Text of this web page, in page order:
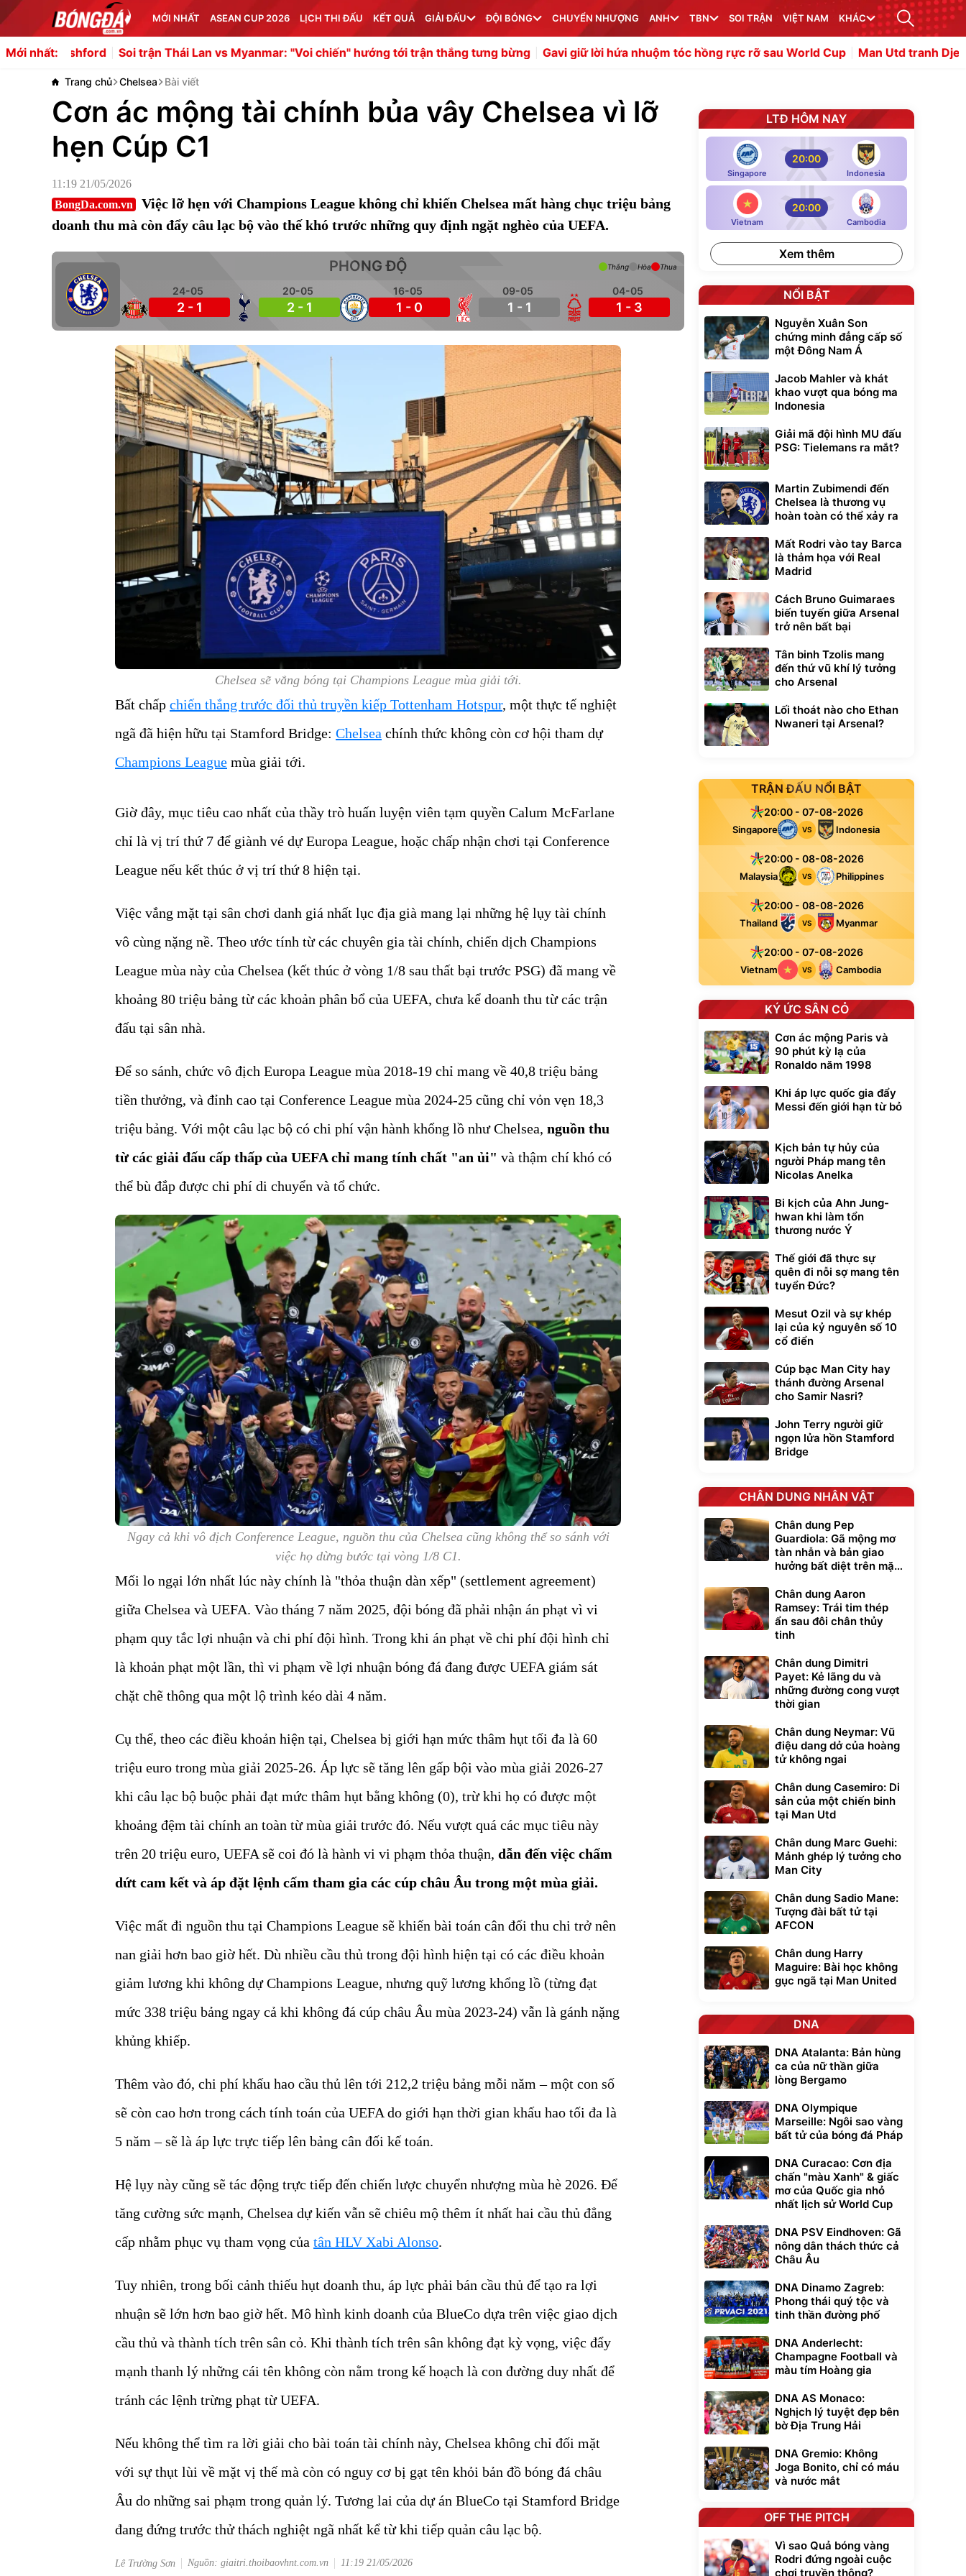
MỚI NHẤT ASEAN CUP 2026 LỊCH THI ĐẤU KẾT QUẢ GIẢI ĐẤU ĐỘI BÓNG CHUYỂN NHƯỢNG ANH TBN SOI TRẬN VIỆT NAM KHÁC
Mới nhất:Soi trận Thái Lan vs Myanmar: "Voi chiến" hướng tới trận thắng tưng bừng Gavi giữ lời hứa nhuộm tóc hồng rực rỡ sau World Cup Man Utd tranh Djed Spence với
Trang chủ Chelsea Bài viết
Cơn ác mộng tài chính bủa vây Chelsea vì lỡ
hẹn Cúp C1
11:19 21/05/2026
BongDa.com.vn
Việc lỡ hẹn với Champions League không chỉ khiến Chelsea mất hàng chục triệu bảng
doanh thu mà còn đẩy câu lạc bộ vào thế khó trước những quy định ngặt nghèo của UEFA.
PHONG ĐỘ
24-05
2 - 1
20-05
2 - 1
16-05
1 - 0
09-05
1 - 1
04-05
1 - 3
Thắng Hòa Thua
Chelsea sẽ vắng bóng tại Champions League mùa giải tới.
Bất chấp chiến thắng trước đối thủ truyền kiếp Tottenham Hotspur, một thực tế nghiệt
ngã đã hiện hữu tại Stamford Bridge: Chelsea chính thức không còn cơ hội tham dự
Champions League mùa giải tới.
Giờ đây, mục tiêu cao nhất của thầy trò huấn luyện viên tạm quyền Calum McFarlane
chỉ là vị trí thứ 7 để giành vé dự Europa League, hoặc chấp nhận chơi tại Conference
League nếu kết thúc ở vị trí thứ 8 hiện tại.
Việc vắng mặt tại sân chơi danh giá nhất lục địa già mang lại những hệ lụy tài chính
vô cùng nặng nề. Theo ước tính từ các chuyên gia tài chính, chiến dịch Champions
League mùa này của Chelsea (kết thúc ở vòng 1/8 sau thất bại trước PSG) đã mang về
khoảng 80 triệu bảng từ các khoản phân bổ của UEFA, chưa kể doanh thu từ các trận
đấu tại sân nhà.
Để so sánh, chức vô địch Europa League mùa 2018-19 chỉ mang về 40,8 triệu bảng
tiền thưởng, và đỉnh cao tại Conference League mùa 2024-25 cũng chỉ vỏn vẹn 18,3
triệu bảng. Với một câu lạc bộ có chi phí vận hành khổng lồ như Chelsea, nguồn thu
từ các giải đấu cấp thấp của UEFA chỉ mang tính chất "an ủi" và thậm chí khó có
thể bù đắp được chi phí di chuyển và tổ chức.
Ngay cả khi vô địch Conference League, nguồn thu của Chelsea cũng không thể so sánh với
việc họ dừng bước tại vòng 1/8 C1.
Mối lo ngại lớn nhất lúc này chính là "thỏa thuận dàn xếp" (settlement agreement)
giữa Chelsea và UEFA. Vào tháng 7 năm 2025, đội bóng đã phải nhận án phạt vì vi
phạm quy tắc lợi nhuận và chi phí đội hình. Trong khi án phạt về chi phí đội hình chỉ
là khoản phạt một lần, thì vi phạm về lợi nhuận bóng đá đang được UEFA giám sát
chặt chẽ thông qua một lộ trình kéo dài 4 năm.
Cụ thể, theo các điều khoản hiện tại, Chelsea bị giới hạn mức thâm hụt tối đa là 60
triệu euro trong mùa giải 2025-26. Áp lực sẽ tăng lên gấp bội vào mùa giải 2026-27
khi câu lạc bộ buộc phải đạt mức thâm hụt bằng không (0), trừ khi họ có được một
khoảng đệm tài chính an toàn từ mùa giải trước đó. Nếu vượt quá các mục tiêu này
trên 20 triệu euro, UEFA sẽ coi đó là hành vi vi phạm thỏa thuận, dẫn đến việc chấm
dứt cam kết và áp đặt lệnh cấm tham gia các cúp châu Âu trong một mùa giải.
Việc mất đi nguồn thu tại Champions League sẽ khiến bài toán cân đối thu chi trở nên
nan giải hơn bao giờ hết. Dù nhiều cầu thủ trong đội hình hiện tại có các điều khoản
giảm lương khi không dự Champions League, nhưng quỹ lương khổng lồ (từng đạt
mức 338 triệu bảng ngay cả khi không đá cúp châu Âu mùa 2023-24) vẫn là gánh nặng
khủng khiếp.
Thêm vào đó, chi phí khấu hao cầu thủ lên tới 212,2 triệu bảng mỗi năm – một con số
sẽ còn cao hơn trong cách tính toán của UEFA do giới hạn thời gian khấu hao tối đa là
5 năm – sẽ là áp lực trực tiếp lên bảng cân đối kế toán.
Hệ lụy này cũng sẽ tác động trực tiếp đến chiến lược chuyển nhượng mùa hè 2026. Để
tăng cường sức mạnh, Chelsea dự kiến vẫn sẽ chiêu mộ thêm ít nhất hai cầu thủ đẳng
cấp nhằm phục vụ tham vọng của tân HLV Xabi Alonso.
Tuy nhiên, trong bối cảnh thiếu hụt doanh thu, áp lực phải bán cầu thủ để tạo ra lợi
nhuận sẽ lớn hơn bao giờ hết. Mô hình kinh doanh của BlueCo dựa trên việc giao dịch
cầu thủ và thành tích trên sân cỏ. Khi thành tích trên sân không đạt kỳ vọng, việc đẩy
mạnh thanh lý những cái tên không còn nằm trong kế hoạch là con đường duy nhất để
tránh các lệnh trừng phạt từ UEFA.
Nếu không thể tìm ra lời giải cho bài toán tài chính này, Chelsea không chỉ đối mặt
với sự thụt lùi về mặt vị thế mà còn có nguy cơ bị gạt tên khỏi bản đồ bóng đá châu
Âu do những sai phạm trong quản lý. Tương lai của dự án BlueCo tại Stamford Bridge
đang đứng trước thử thách nghiệt ngã nhất kể từ khi tiếp quản câu lạc bộ.
Lê Trường Sơn Nguồn: giaitri.thoibaovhnt.com.vn 11:19 21/05/2026
LTĐ HÔM NAY
Singapore
20:00
Indonesia
Vietnam
20:00
Cambodia
Xem thêm
NỔI BẬT
Nguyễn Xuân Son
chứng minh đẳng cấp số
một Đông Nam Á
Jacob Mahler và khát
khao vượt qua bóng ma
Indonesia
Giải mã đội hình MU đấu
PSG: Tielemans ra mắt?
Martin Zubimendi đến
Chelsea là thương vụ
hoàn toàn có thể xảy ra
Mất Rodri vào tay Barca
là thảm họa với Real
Madrid
Cách Bruno Guimaraes
biến tuyến giữa Arsenal
trở nên bất bại
Tân binh Tzolis mang
đến thứ vũ khí lý tưởng
cho Arsenal
Lối thoát nào cho Ethan
Nwaneri tại Arsenal?
TRẬN ĐẤU NỔI BẬT
20:00 - 07-08-2026
Singapore VS Indonesia
20:00 - 08-08-2026
Malaysia VS Philippines
20:00 - 08-08-2026
Thailand VS Myanmar
20:00 - 07-08-2026
Vietnam VS Cambodia
KÝ ỨC SÂN CỎ
Cơn ác mộng Paris và
90 phút kỳ lạ của
Ronaldo năm 1998
Khi áp lực quốc gia đẩy
Messi đến giới hạn từ bỏ
Kịch bản tự hủy của
người Pháp mang tên
Nicolas Anelka
Bi kịch của Ahn Jung-
hwan khi làm tổn
thương nước Ý
Thế giới đã thực sự
quên đi nỗi sợ mang tên
tuyển Đức?
Mesut Ozil và sự khép
lại của kỷ nguyên số 10
cổ điển
Cúp bạc Man City hay
thánh đường Arsenal
cho Samir Nasri?
John Terry người giữ
ngọn lửa hồn Stamford
Bridge
CHÂN DUNG NHÂN VẬT
Chân dung Pep
Guardiola: Gã mộng mơ
tàn nhẫn và bản giao
hưởng bất diệt trên mặt
Chân dung Aaron
Ramsey: Trái tim thép
ẩn sau đôi chân thủy
tinh
Chân dung Dimitri
Payet: Kẻ lãng du và
những đường cong vượt
thời gian
Chân dung Neymar: Vũ
điệu dang dở của hoàng
tử không ngai
Chân dung Casemiro: Di
sản của một chiến binh
tại Man Utd
Chân dung Marc Guehi:
Mảnh ghép lý tưởng cho
Man City
Chân dung Sadio Mane:
Tượng đài bất tử tại
AFCON
Chân dung Harry
Maguire: Bài học không
gục ngã tại Man United
DNA
DNA Atalanta: Bản hùng
ca của nữ thần giữa
lòng Bergamo
DNA Olympique
Marseille: Ngôi sao vàng
bất tử của bóng đá Pháp
DNA Curacao: Cơn địa
chấn "màu Xanh" & giấc
mơ của Quốc gia nhỏ
nhất lịch sử World Cup
DNA PSV Eindhoven: Gã
nông dân thách thức cả
Châu Âu
DNA Dinamo Zagreb:
Phong thái quý tộc và
tinh thần đường phố
DNA Anderlecht:
Champagne Football và
màu tím Hoàng gia
DNA AS Monaco:
Nghịch lý tuyệt đẹp bên
bờ Địa Trung Hải
DNA Gremio: Không
Joga Bonito, chỉ có máu
và nước mắt
OFF THE PITCH
Vì sao Quả bóng vàng
Rodri đứng ngoài cuộc
chơi truyền thông?